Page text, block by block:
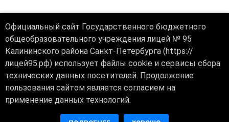
Официальный сайт Государственного бюджетного
общеобразовательного учреждения лицей № 95
Калининского района Санкт-Петербурга (https://
лицей95.рф) использует файлы cookie и сервисы сбора
технических данных посетителей. Продолжение
пользования сайтом является согласием на
применение данных технологий.